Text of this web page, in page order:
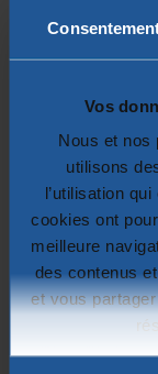
Vos
Nous et nos
utilisons
l’utilisation
cookies ont
meilleure
des contenus
et vous
Plus
exemple :
Confirmation de
Adresse